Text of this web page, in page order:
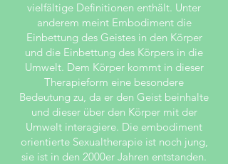
vielfältige Definitionen enthält. Unter
anderem meint Embodiment die
Einbettung des Geistes in den Körper
und die Einbettung des Körpers in die
Umwelt. Dem Körper kommt in dieser
Therapieform eine besondere
Bedeutung zu, da er den Geist beinhalte
und dieser über den Körper mit der
Umwelt interagiere. Die embodiment
orientierte Sexualtherapie ist noch jung,
sie ist in den 2000er Jahren entstanden.